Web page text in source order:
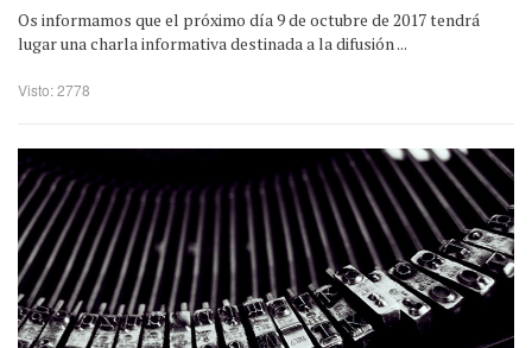
Os informamos que el próximo día 9 de octubre de 2017 tendrá
lugar una charla informativa destinada a la difusión ...
Visto: 2778